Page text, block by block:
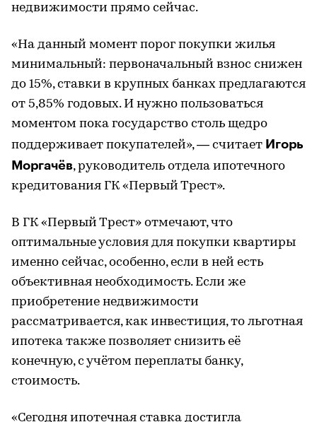
недвижимости прямо сейчас.
«На данный момент порог покупки жилья
минимальный: первоначальный взнос снижен
до 15%, ставки в крупных банках предлагаются
от 5,85% годовых. И нужно пользоваться
моментом пока государство столь щедро
поддерживает покупателей», — считает Игорь
Моргачёв, руководитель отдела ипотечного
кредитования ГК «Первый Трест».
В ГК «Первый Трест» отмечают, что
оптимальные условия для покупки квартиры
именно сейчас, особенно, если в ней есть
объективная необходимость. Если же
приобретение недвижимости
рассматривается, как инвестиция, то льготная
ипотека также позволяет снизить её
конечную, с учётом переплаты банку,
стоимость.
«Сегодня ипотечная ставка достигла